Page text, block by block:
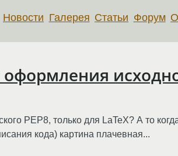
Новости Галерея Статьи Форум
оформления
PEP8, только для LaTeX? А то
кода) картина плачевная...